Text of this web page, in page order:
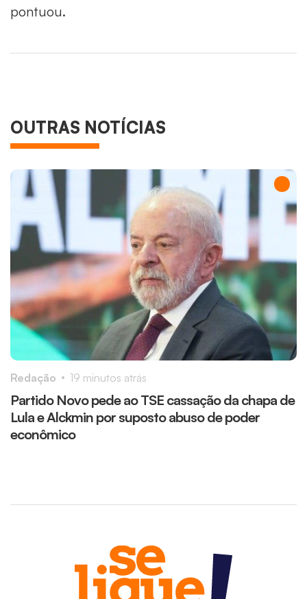
pontuou.
OUTRAS NOTÍCIAS
Partido Novo pede ao TSE cassação da chapa de
Lula e Alckmin por suposto abuso de poder
econômico
Redação 19 minutos atrás